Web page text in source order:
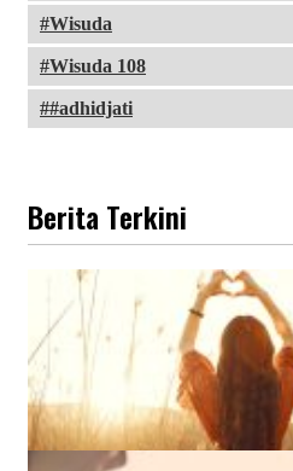
Wisuda
Wisuda 108
#adhidjati
Berita Terkini